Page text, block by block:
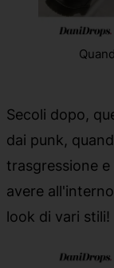
Secoli dopo,
dai punk,
trasgressione
avere
look di vari stili!